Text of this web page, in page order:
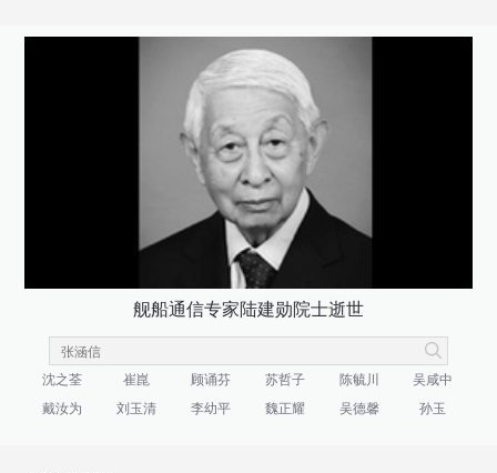
舰船通信专家陆建勋院士逝世
沈之荃 崔崑 顾诵芬 苏哲子 陈毓川
吴咸中
戴汝为
刘玉清 李幼平 魏正耀 吴德馨 孙玉